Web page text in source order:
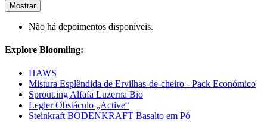
Mostrar
Não há depoimentos disponíveis.
Explore Bloomling:
HAWS
Mistura Esplêndida de Ervilhas-de-cheiro - Pack Económico
Sprout.ing Alfafa Luzerna Bio
Legler Obstáculo „Active“
Steinkraft BODENKRAFT Basalto em Pó